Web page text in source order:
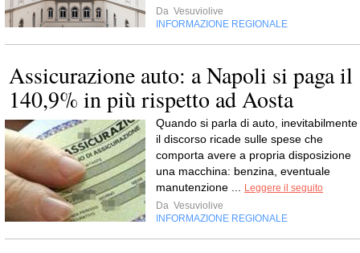
Da Vesuviolive
INFORMAZIONE REGIONALE
Assicurazione auto: a Napoli si paga il
140,9% in più rispetto ad Aosta
Quando si parla di auto, inevitabilmente
il discorso ricade sulle spese che
comporta avere a propria disposizione
una macchina: benzina, eventuale
manutenzione ...
Leggere il seguito
Da Vesuviolive
INFORMAZIONE REGIONALE